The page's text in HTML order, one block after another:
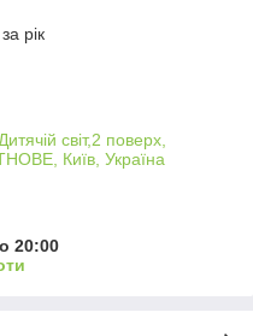
рік
світ,2 поверх,
Київ, Україна
20:00